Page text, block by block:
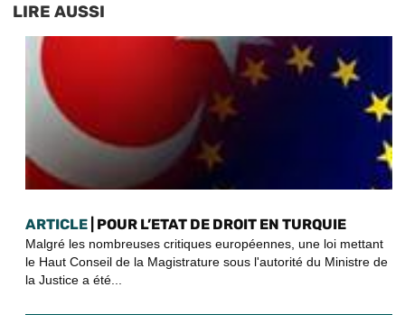
LIRE AUSSI
ARTICLE | POUR L’ETAT DE DROIT EN TURQUIE
Malgré les nombreuses critiques européennes, une loi mettant
le Haut Conseil de la Magistrature sous l'autorité du Ministre de
la Justice a été...